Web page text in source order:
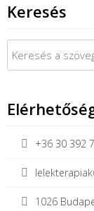
Keresés
Keresés:
+36 30 392
1026